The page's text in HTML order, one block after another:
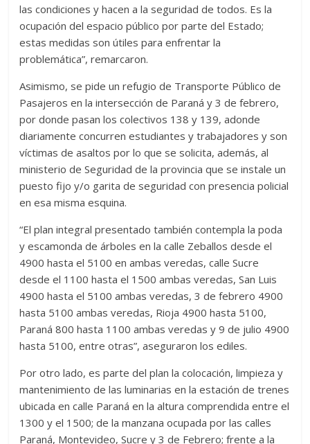
las condiciones y hacen a la seguridad de todos. Es la
ocupación del espacio público por parte del Estado;
estas medidas son útiles para enfrentar la
problemática”, remarcaron.
Asimismo, se pide un refugio de Transporte Público de
Pasajeros en la intersección de Paraná y 3 de febrero,
por donde pasan los colectivos 138 y 139, adonde
diariamente concurren estudiantes y trabajadores y son
víctimas de asaltos por lo que se solicita, además, al
ministerio de Seguridad de la provincia que se instale un
puesto fijo y/o garita de seguridad con presencia policial
en esa misma esquina.
“El plan integral presentado también contempla la poda
y escamonda de árboles en la calle Zeballos desde el
4900 hasta el 5100 en ambas veredas, calle Sucre
desde el 1100 hasta el 1500 ambas veredas, San Luis
4900 hasta el 5100 ambas veredas, 3 de febrero 4900
hasta 5100 ambas veredas, Rioja 4900 hasta 5100,
Paraná 800 hasta 1100 ambas veredas y 9 de julio 4900
hasta 5100, entre otras”, aseguraron los ediles.
Por otro lado, es parte del plan la colocación, limpieza y
mantenimiento de las luminarias en la estación de trenes
ubicada en calle Paraná en la altura comprendida entre el
1300 y el 1500; de la manzana ocupada por las calles
Paraná, Montevideo, Sucre y 3 de Febrero; frente a la